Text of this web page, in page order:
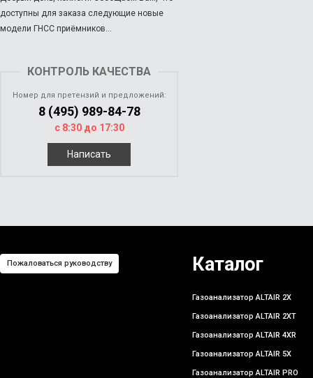
доступны для заказа следующие новые
модели ГНСС приёмников...
КОНТРОЛЬ КАЧЕСТВА
Номер для претензий и предложений:
8 (495) 989-84-78
с 8:30 до 17:30
Написать
Пожаловаться руководству Каталог
Газоанализатор ALTAIR 2X
Газоанализатор ALTAIR 2XT
Газоанализатор ALTAIR 4XR
Газоанализатор ALTAIR 5X
Газоанализатор ALTAIR PRO